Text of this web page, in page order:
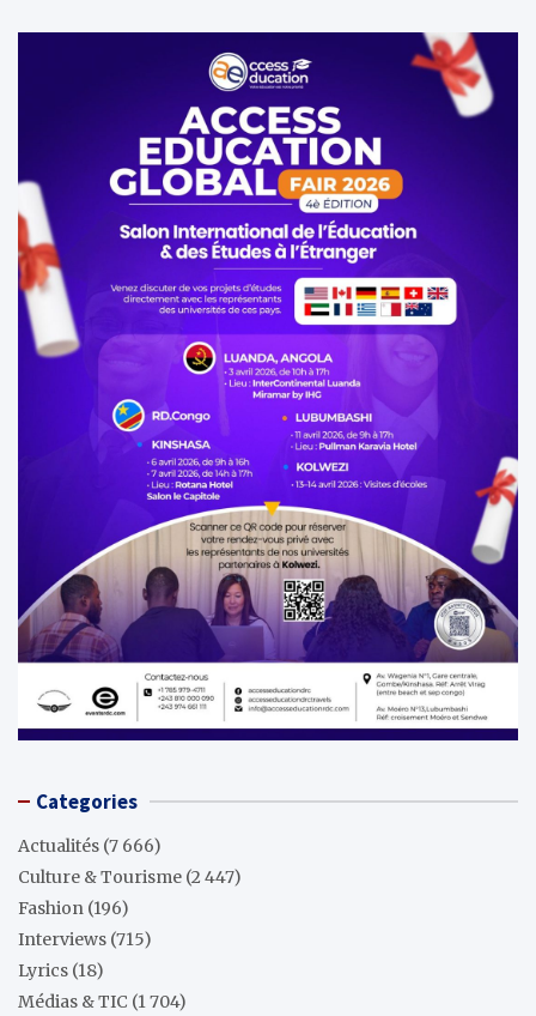
Categories
Actualités (7 666)
Culture & Tourisme (2 447)
Fashion (196)
Interviews (715)
Lyrics (18)
Médias & TIC (1 704)